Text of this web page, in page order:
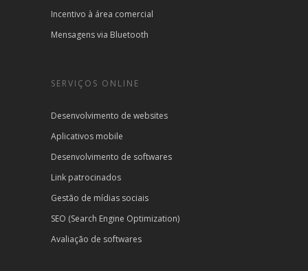
Incentivo à área comercial
Mensagens via Bluetooth
SERVIÇOS ONLINE
Desenvolvimento de websites
Aplicativos mobile
Desenvolvimento de softwares
Link patrocinados
Gestão de mídias sociais
SEO (Search Engine Optimization)
Avaliação de softwares